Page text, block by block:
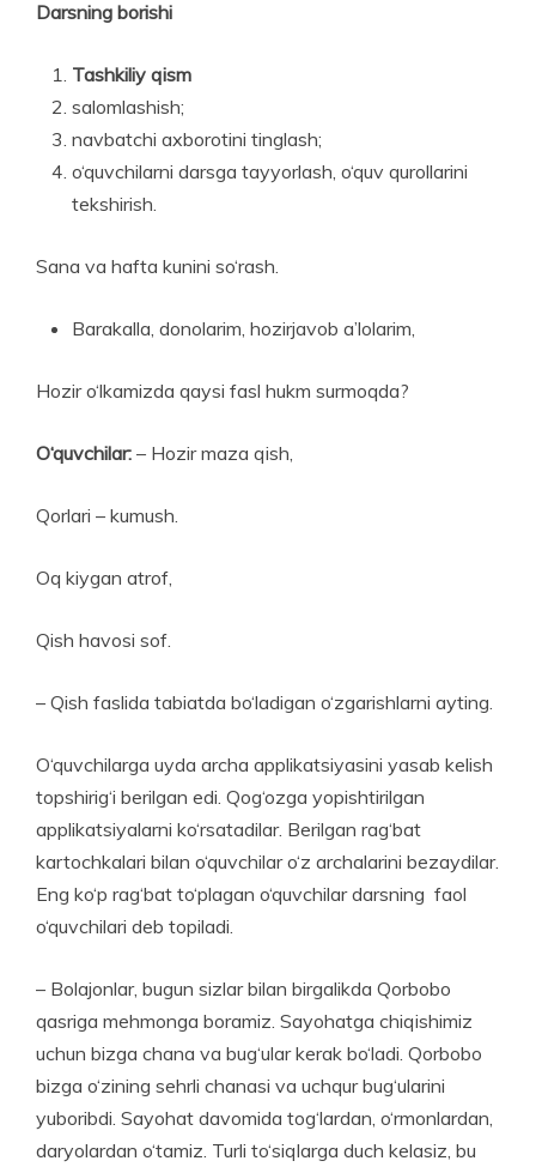
Darsning borishi
Tashkiliy qism
salomlashish;
navbatchi axborotini tinglash;
o‘quvchilarni darsga tayyorlash, o‘quv qurollarini
tekshirish.
Sana va hafta kunini so‘rash.
Barakalla, donolarim, hozirjavob a’lolarim,
Hozir o‘lkamizda qaysi fasl hukm surmoqda?
O‘quvchilar: – Hozir maza qish,
Qorlari – kumush.
Oq kiygan atrof,
Qish havosi sof.
– Qish faslida tabiatda bo‘ladigan o‘zgarishlarni ayting.
O‘quvchilarga uyda archa applikatsiyasini yasab kelish
topshirig‘i berilgan edi. Qog‘ozga yopishtirilgan
applikatsiyalarni ko‘rsatadilar. Berilgan rag‘bat
kartochkalari bilan o‘quvchilar o‘z archalarini bezaydilar.
Eng ko‘p rag‘bat to‘plagan o‘quvchilar darsning faol
o‘quvchilari deb topiladi.
– Bolajonlar, bugun sizlar bilan birgalikda Qorbobo
qasriga mehmonga boramiz. Sayohatga chiqishimiz
uchun bizga chana va bug‘ular kerak bo‘ladi. Qorbobo
bizga o‘zining sehrli chanasi va uchqur bug‘ularini
yuboribdi. Sayohat davomida tog‘lardan, o‘rmonlardan,
daryolardan o‘tamiz. Turli to‘siqlarga duch kelasiz, bu